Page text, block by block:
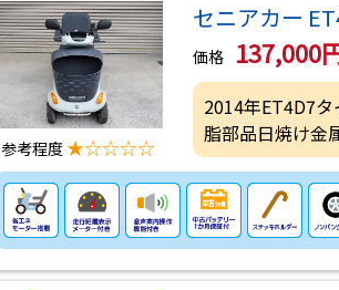
参考程度 ★☆☆☆☆
セニアカー
価格 137,000
2014年ET4D7
脂部品日焼け金